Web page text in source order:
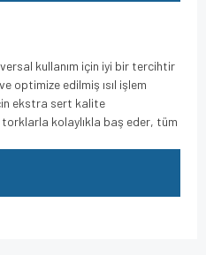
kullanım için iyi bir tercihtir
optimize edilmiş ısıl işlem
ekstra sert kalite
kolaylıkla baş eder, tüm